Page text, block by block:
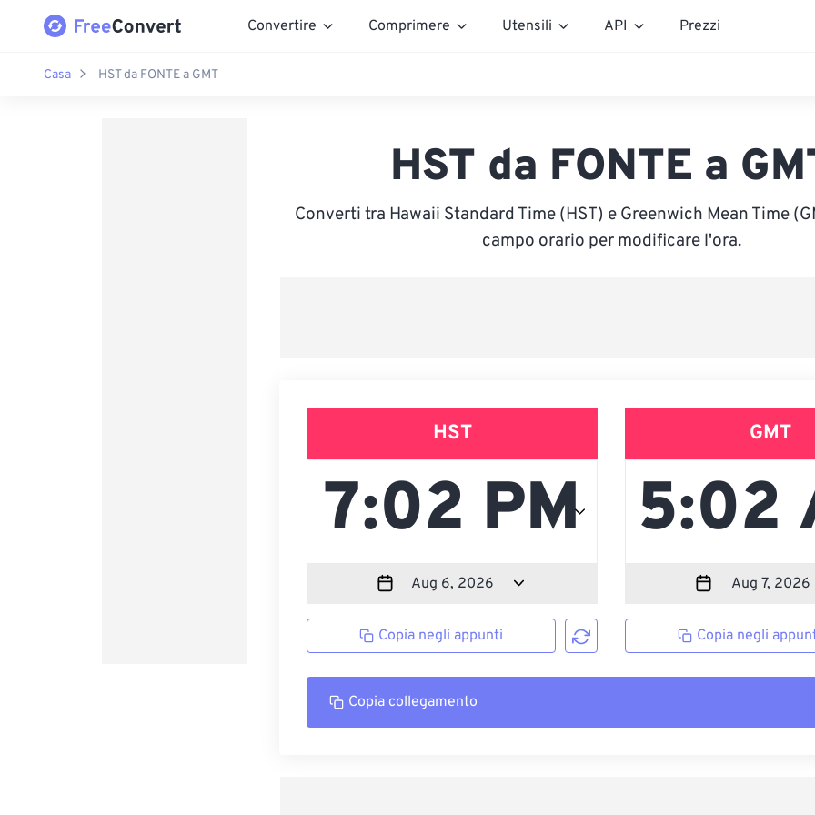
Convertire Comprimere Utensili API Prezzi
Casa HST da FONTE a GMT
HST da FONTE a
Converti tra Hawaii Standard Time (HST) e Greenwich Mean Time
campo orario per modificare l'ora.
HST
Copia negli appunti
GMT
Copia negli
Copia collegamento